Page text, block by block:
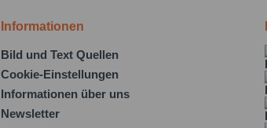
Informationen
Bild und Text Quellen
Cookie-Einstellungen
Informationen über uns
Newsletter